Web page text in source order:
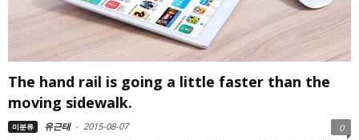
The hand rail is going a little faster than the
moving sidewalk.
미분류 유근태 - 2015-08-07 0